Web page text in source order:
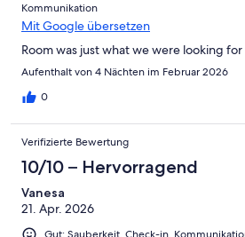
Kommunikation
Mit Google übersetzen
Room was just what we were looking for
Aufenthalt von 4 Nächten im Februar 2026
0
Verifizierte Bewertung
10/10 – Hervorragend
Vanesa
21. Apr. 2026